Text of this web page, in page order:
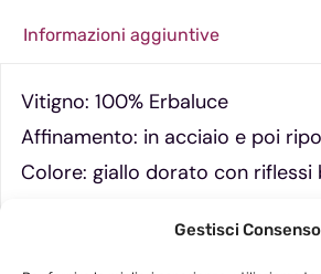
Gestisci Consenso
Informazioni aggiuntive
Vitigno: 100% Erbaluce
Affinamento: in acciaio e poi
Colore: giallo dorato con
frutta candita uva passa ed erbe